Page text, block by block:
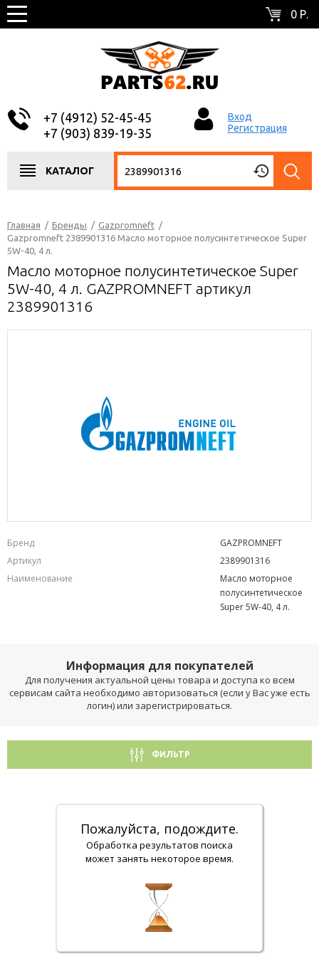
0 Р.
+7 (4912) 52-45-45
+7 (903) 839-19-35
Вход
Регистрация
КАТАЛОГ
Главная / Бренды / Gazpromneft /
Gazpromneft 2389901316 Масло моторное полусинтетическое Super
5W-40, 4 л.
Масло моторное полусинтетическое Super
5W-40, 4 л. GAZPROMNEFT артикул
2389901316
Бренд
GAZPROMNEFT
Артикул
2389901316
Наименование
Масло моторное
полусинтетическое
Super 5W-40, 4 л.
Информация для покупателей
Для получения актуальной цены товара и доступа ко всем
сервисам сайта необходимо авторизоваться (если у Вас уже есть
логин) или зарегистрироваться.
ФИЛЬТР
Пожалуйста, подождите.
Обработка результатов поиска
может занять некоторое время.